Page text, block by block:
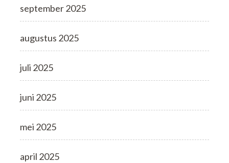
september 2025
augustus 2025
juli 2025
juni 2025
mei 2025
april 2025